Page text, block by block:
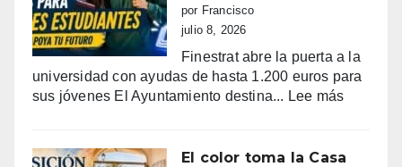
procesión
marinera
por Francisco
julio 8, 2026
Finestrat abre la puerta a la
universidad con ayudas de hasta 1.200 euros para
sus jóvenes El Ayuntamiento destina... Lee más:
para
El color toma la Casa